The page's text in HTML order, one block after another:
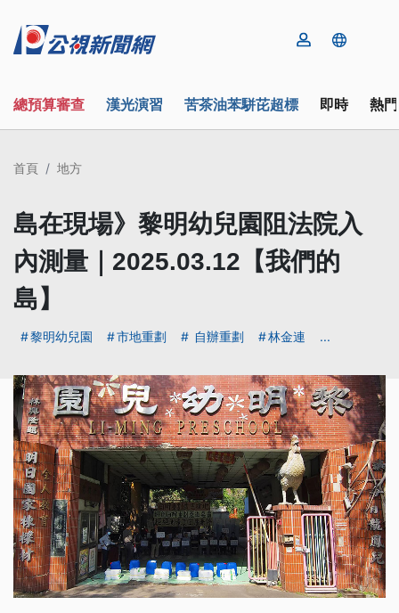
總預算審查 漢光演習 苦茶油苯駢芘超標 即時 熱
首頁 地方
島在現場》黎明幼兒園阻法院入
內測量｜2025.03.12【我們的
島】
黎明幼兒園 市地重劃 自辦重劃 林金連 ...